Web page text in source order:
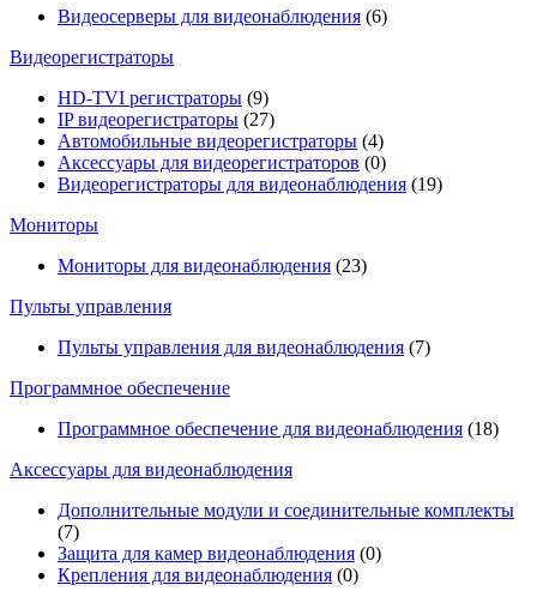
Видеосерверы для видеонаблюдения (6)
Видеорегистраторы
HD-TVI регистраторы (9)
IP видеорегистраторы (27)
Автомобильные видеорегистраторы (4)
Аксессуары для видеорегистраторов (0)
Видеорегистраторы для видеонаблюдения (19)
Мониторы
Мониторы для видеонаблюдения (23)
Пульты управления
Пульты управления для видеонаблюдения (7)
Программное обеспечение
Программное обеспечение для видеонаблюдения (18)
Аксессуары для видеонаблюдения
Дополнительные модули и соединительные комплекты
(7)
Защита для камер видеонаблюдения (0)
Крепления для видеонаблюдения (0)